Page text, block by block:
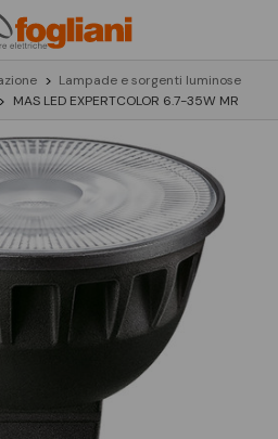
Lampade e sorgenti luminose
MAS LED EXPERTCOLOR 6.7-35W MR